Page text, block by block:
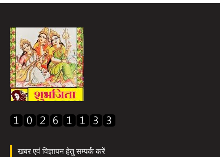
खबर एवं विज्ञापन हेतु सम्पर्क करें